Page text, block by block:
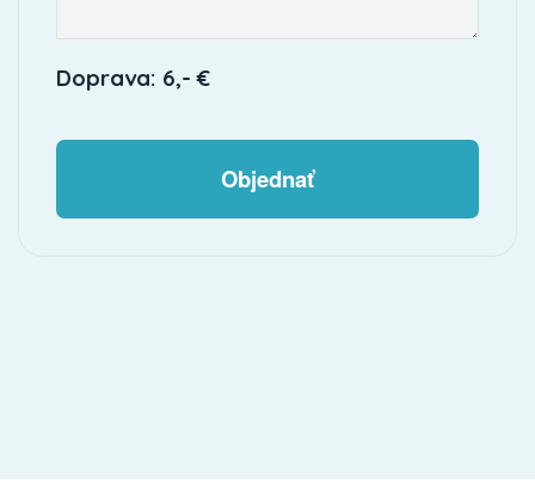
Doprava: 6,- €
Objednať